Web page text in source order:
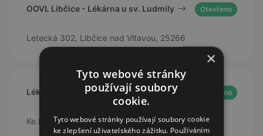
OOVL Libčice - Lékárna u sv. Ludmily Otevřeno
Letecká 302, Libčice nad Vltavou, 25266
Lékárna Tišice Otevřeno
Ke Křížku 510
×
Tyto webové stránky
používají soubory
cookie.
Tyto webové stránky používají soubory cookie
ke zlepšení uživatelského zážitku. Používáním